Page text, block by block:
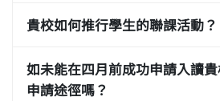
貴校如何推行學生的聯課活動？
如未能在四月前成功申請入讀
申請途徑嗎？